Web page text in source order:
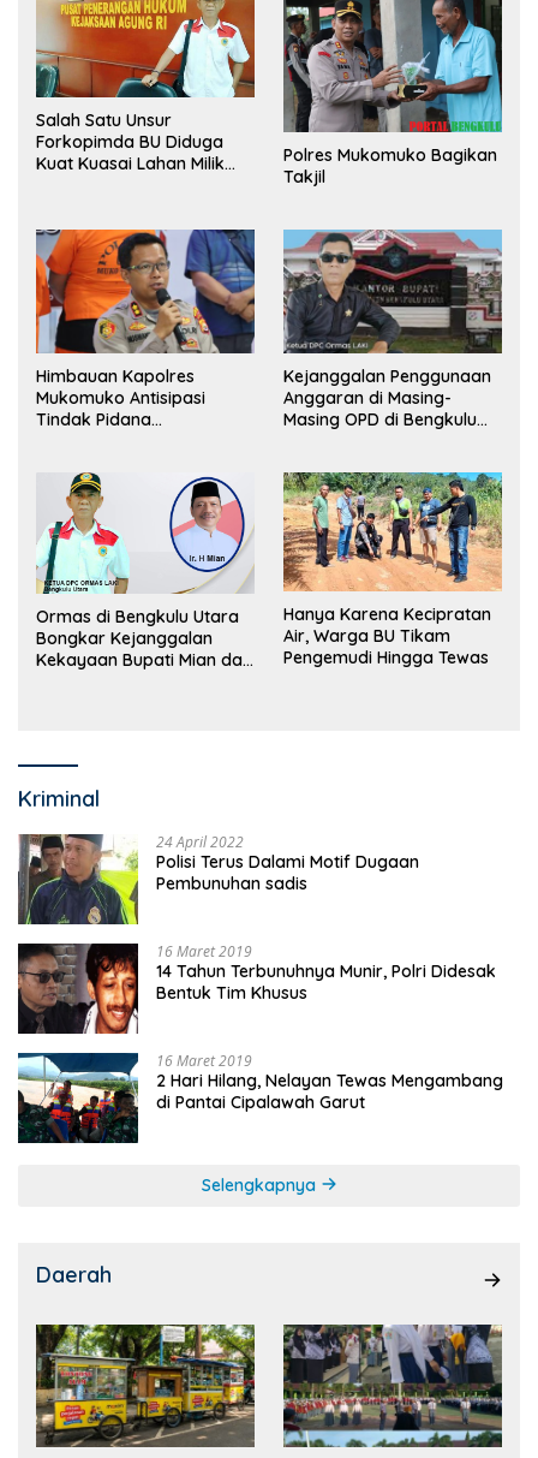
Salah Satu Unsur
Forkopimda BU Diduga
Kuat Kuasai Lahan Milik
Polres Mukomuko Bagikan
Takjil
Himbauan Kapolres
Mukomuko Antisipasi
Tindak Pidana
Kejanggalan Penggunaan
Anggaran di Masing-
Masing OPD di Bengkulu
Ormas di Bengkulu Utara
Bongkar Kejanggalan
Kekayaan Bupati Mian dan
Hanya Karena Kecipratan
Air, Warga BU Tikam
Pengemudi Hingga Tewas
Kriminal
24 April 2022
Polisi Terus Dalami Motif Dugaan
Pembunuhan sadis
16 Maret 2019
14 Tahun Terbunuhnya Munir, Polri Didesak
Bentuk Tim Khusus
16 Maret 2019
2 Hari Hilang, Nelayan Tewas Mengambang
di Pantai Cipalawah Garut
Selengkapnya
Daerah